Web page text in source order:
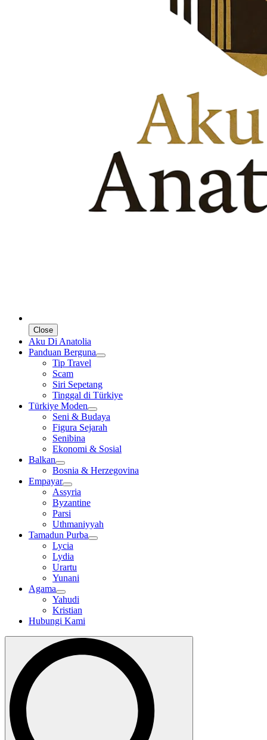
Close
Aku Di Anatolia
Panduan Berguna
Tip Travel
Scam
Siri Sepetang
Tinggal di Türkiye
Türkiye Moden
Seni & Budaya
Figura Sejarah
Senibina
Ekonomi & Sosial
Balkan
Bosnia & Herzegovina
Empayar
Assyria
Byzantine
Parsi
Uthmaniyyah
Tamadun Purba
Lycia
Lydia
Urartu
Yunani
Agama
Yahudi
Kristian
Hubungi Kami